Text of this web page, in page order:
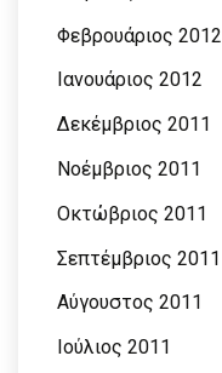
Φεβρουάριος 2012
Ιανουάριος 2012
Δεκέμβριος 2011
Νοέμβριος 2011
Οκτώβριος 2011
Σεπτέμβριος 2011
Αύγουστος 2011
Ιούλιος 2011